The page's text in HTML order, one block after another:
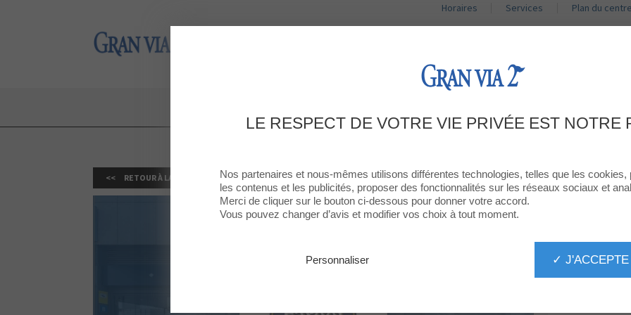
Gran Via 2
Horaires Services Plan du centre
10% DE DESCOMPTE EN CUALSEVOL
CONSUMICIONS
RETOUR À LA LISTE
LE RESPECT DE VOTRE VIE PRIVÉE EST NOTRE
Nos partenaires et nous-mêmes utilisons différentes technologies, telles que les cookies,
les contenus et les publicités, proposer des fonctionnalités sur les réseaux sociaux et
Merci de cliquer sur le bouton ci-dessous pour donner votre accord.
Vous pouvez changer d’avis et modifier vos choix à tout moment.
✓ J'ACCEPTE
Personnaliser